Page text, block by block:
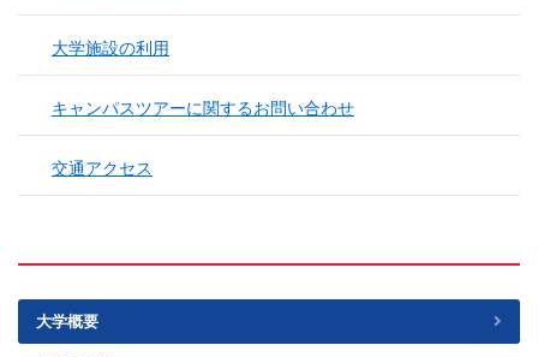
大学施設の利用
キャンパスツアーに関するお問い合わせ
交通アクセス
大学概要